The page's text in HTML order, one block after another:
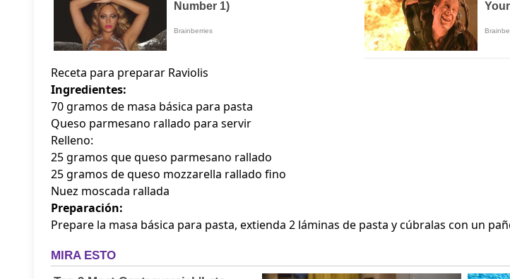
Receta para preparar Raviolis
Ingredientes:
70 gramos de masa básica para pasta
Queso parmesano rallado para servir
Relleno:
25 gramos que queso parmesano rallado
25 gramos de queso mozzarella rallado fino
Nuez moscada rallada
Preparación:
Prepare la masa básica para pasta, extienda 2 láminas de pasta y cúbralas con un